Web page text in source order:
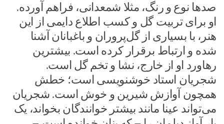
صد‌ها نوع و رنگ، مثلا شمعدانی، فراهم آورده.
او برای تربیت گل و کسب اطلاع دایمی از این
هنر، با بسیاری از گل‌پروران و باغبانان آشنا
شده و ارتباط برقرار کرده است. بیشترین
رهاورد او از خارج، نشا و تخم گل است.
شجریان استاد خوشنویسی است؛ خطش
همچون آوازش شیرین و خوش است. شجریان
می‌تواند عینا مانند بیشتر خوانندگان بخواند، یک